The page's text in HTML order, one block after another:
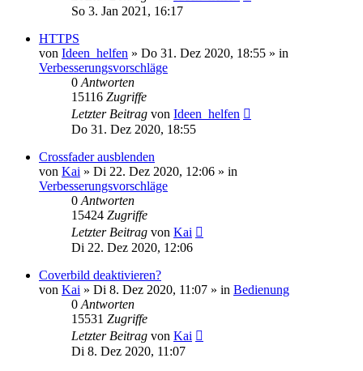
So 3. Jan 2021, 16:17
HTTPS
von Ideen_helfen » Do 31. Dez 2020, 18:55 » in
Verbesserungsvorschläge
0 Antworten
15116 Zugriffe
Letzter Beitrag von Ideen_helfen
Do 31. Dez 2020, 18:55
Crossfader ausblenden
von Kai » Di 22. Dez 2020, 12:06 » in
Verbesserungsvorschläge
0 Antworten
15424 Zugriffe
Letzter Beitrag von Kai
Di 22. Dez 2020, 12:06
Coverbild deaktivieren?
von Kai » Di 8. Dez 2020, 11:07 » in Bedienung
0 Antworten
15531 Zugriffe
Letzter Beitrag von Kai
Di 8. Dez 2020, 11:07